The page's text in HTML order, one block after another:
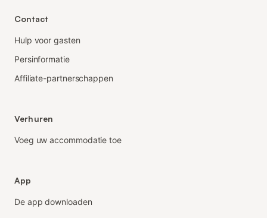
Contact
Hulp voor gasten
Persinformatie
Affiliate-partnerschappen
Verhuren
Voeg uw accommodatie toe
App
De app downloaden